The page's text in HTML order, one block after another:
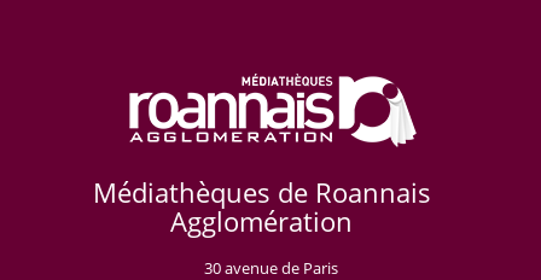
Médiathèques de Roannais
Agglomération
30 avenue de Paris